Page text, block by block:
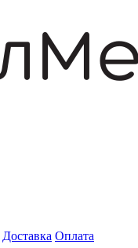
Доставка Оплата